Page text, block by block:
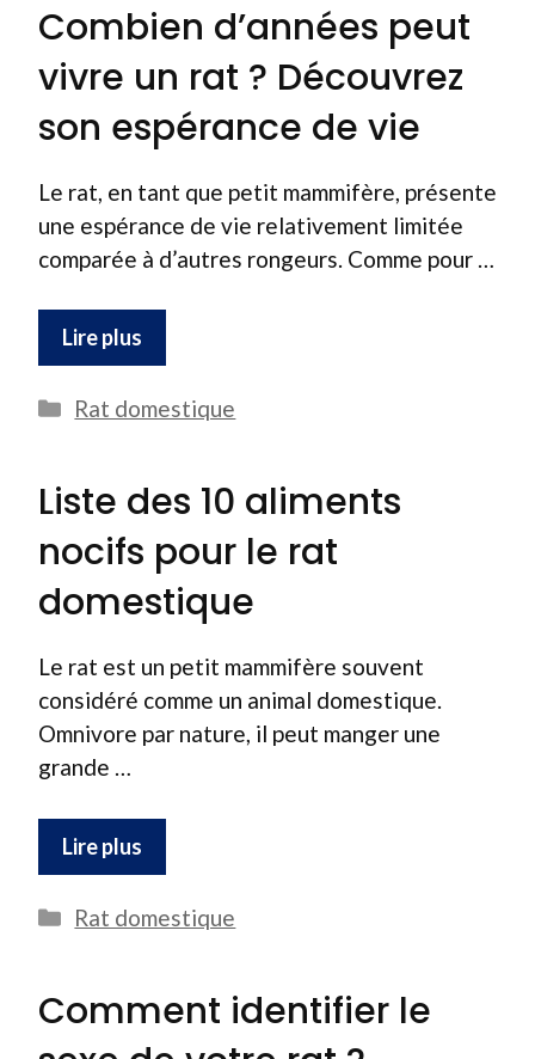
Combien d’années peut
vivre un rat ? Découvrez
son espérance de vie
Le rat, en tant que petit mammifère, présente
une espérance de vie relativement limitée
comparée à d’autres rongeurs. Comme pour …
Lire plus
Catégories
Rat domestique
Liste des 10 aliments
nocifs pour le rat
domestique
Le rat est un petit mammifère souvent
considéré comme un animal domestique.
Omnivore par nature, il peut manger une
grande …
Lire plus
Catégories
Rat domestique
Comment identifier le